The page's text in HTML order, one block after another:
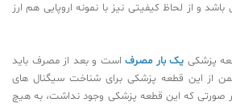
و از لحاظ کیفیتی نیز با نمونه اروپایی هم ارز
پزشکی یک بار مصرف است و بعد از مصرف باید
از این قطعه پزشکی برای شناخت سیگنال های
صورتی که این قطعه پزشکی وجود نداشت، به هیچ